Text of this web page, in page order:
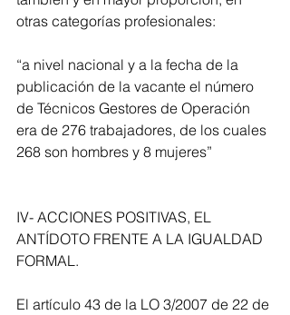
otras categorías profesionales:
“a nivel nacional y a la fecha de la
publicación de la vacante el número
de Técnicos Gestores de Operación
era de 276 trabajadores, de los cuales
268 son hombres y 8 mujeres”
IV- ACCIONES POSITIVAS, EL
ANTÍDOTO FRENTE A LA IGUALDAD
FORMAL.
El artículo 43 de la LO 3/2007 de 22 de